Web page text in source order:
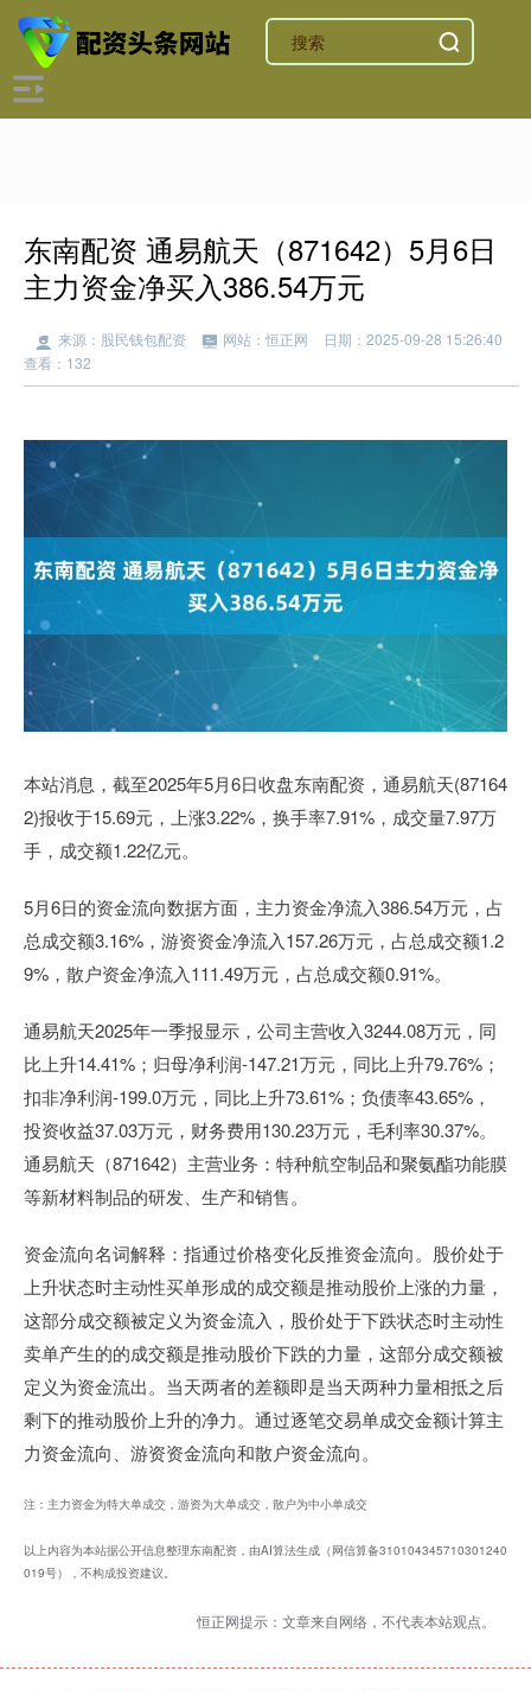
东南配资 通易航天（871642）5月6日
主力资金净买入386.54万元
来源：股民钱包配资 网站：恒正网
日期：2025-09-28 15:26:40
查看：132
本站消息，截至2025年5月6日收盘东南配资，通易航天(87164
2)报收于15.69元，上涨3.22%，换手率7.91%，成交量7.97万
手，成交额1.22亿元。
5月6日的资金流向数据方面，主力资金净流入386.54万元，占
总成交额3.16%，游资资金净流入157.26万元，占总成交额1.2
9%，散户资金净流入111.49万元，占总成交额0.91%。
通易航天2025年一季报显示，公司主营收入3244.08万元，同
比上升14.41%；归母净利润-147.21万元，同比上升79.76%；
扣非净利润-199.0万元，同比上升73.61%；负债率43.65%，
投资收益37.03万元，财务费用130.23万元，毛利率30.37%。
通易航天（871642）主营业务：特种航空制品和聚氨酯功能膜
等新材料制品的研发、生产和销售。
资金流向名词解释：指通过价格变化反推资金流向。股价处于
上升状态时主动性买单形成的成交额是推动股价上涨的力量，
这部分成交额被定义为资金流入，股价处于下跌状态时主动性
卖单产生的的成交额是推动股价下跌的力量，这部分成交额被
定义为资金流出。当天两者的差额即是当天两种力量相抵之后
剩下的推动股价上升的净力。通过逐笔交易单成交金额计算主
力资金流向、游资资金流向和散户资金流向。
注：主力资金为特大单成交，游资为大单成交，散户为中小单成交
以上内容为本站据公开信息整理东南配资，由AI算法生成（网信算备310104345710301240
019号），不构成投资建议。
恒正网提示：文章来自网络，不代表本站观点。